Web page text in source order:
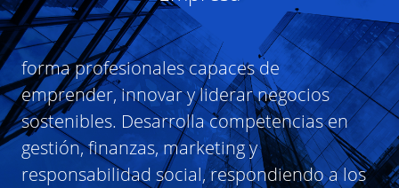
forma profesionales capaces de
emprender, innovar y liderar negocios
sostenibles. Desarrolla competencias en
gestión, finanzas, marketing y
responsabilidad social, respondiendo a los